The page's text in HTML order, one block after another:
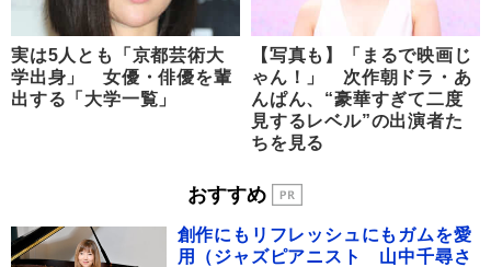
実は5人とも「京都芸術大
学出身」 女優・俳優を輩
出する「大学一覧」
【写真も】「まるで映画じ
ゃん！」 次作朝ドラ・あ
んぱん、“豪華すぎて二度
見するレベル”の出演者た
ちを見る
おすすめ
創作にもリフレッシュにもガムを愛
用（ジャズピアニスト 山中千尋さ